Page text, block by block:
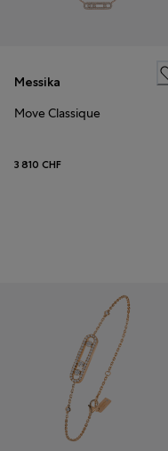
Messika
Move Classique
3 810 CHF